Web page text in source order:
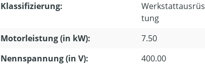
Klassifizierung:
Werkstattausrüs
tung
Motorleistung (in kW):
7.50
Nennspannung (in V):
400.00